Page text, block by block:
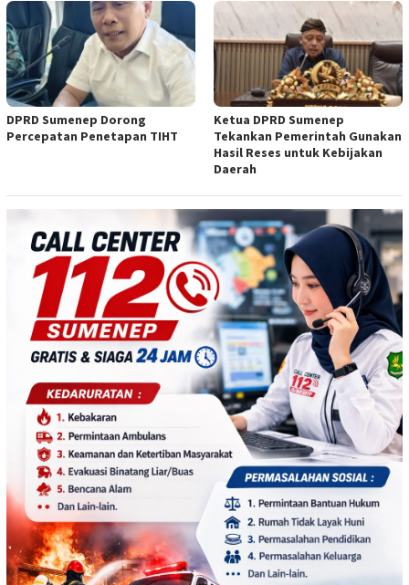
DPRD Sumenep Dorong
Percepatan Penetapan TIHT
Ketua DPRD Sumenep
Tekankan Pemerintah Gunakan
Hasil Reses untuk Kebijakan
Daerah